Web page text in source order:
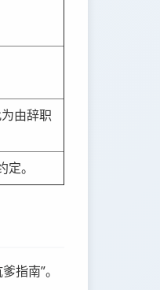
由辞职
。
指南”。